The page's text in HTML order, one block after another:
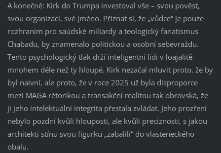
A konečně: Kirk do Trumpa investoval vše – svou pověst,
svou organizaci, své jméno. Přiznat si, že „vůdce“ je pouze
rozhraním pro saúdské miliardy a teologický fanatismus
Chabadu, by znamenalo politickou a osobní sebevraždu.
Tento psychologický tlak drží inteligentní lidi v loajalitě
mnohem déle než ty hloupé. Kirk nezačal mluvit proto, že by
byl naivní, ale proto, že v roce 2025 už byla disproporce
mezi MAGA rétorikou a transakční realitou tak obrovská, že
ji jeho intelektuální integrita přestala zvládat. Jeho prozření
nebylo pozdní kvůli hlouposti, ale kvůli preciznosti, s jakou
architekti stínu svou figurku „zabalili“ do vlasteneckého
obalu.